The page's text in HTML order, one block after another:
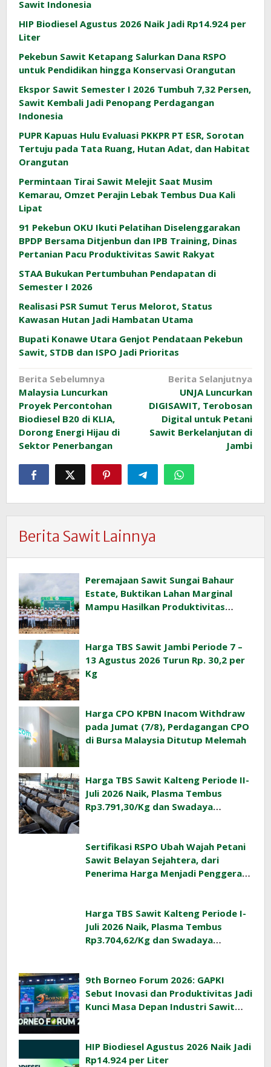
Sawit Indonesia
HIP Biodiesel Agustus 2026 Naik Jadi Rp14.924 per
Liter
Pekebun Sawit Ketapang Salurkan Dana RSPO
untuk Pendidikan hingga Konservasi Orangutan
Ekspor Sawit Semester I 2026 Tumbuh 7,32 Persen,
Sawit Kembali Jadi Penopang Perdagangan
Indonesia
PUPR Kapuas Hulu Evaluasi PKKPR PT ESR, Sorotan
Tertuju pada Tata Ruang, Hutan Adat, dan Habitat
Orangutan
Permintaan Tirai Sawit Melejit Saat Musim
Kemarau, Omzet Perajin Lebak Tembus Dua Kali
Lipat
91 Pekebun OKU Ikuti Pelatihan Diselenggarakan
BPDP Bersama Ditjenbun dan IPB Training, Dinas
Pertanian Pacu Produktivitas Sawit Rakyat
STAA Bukukan Pertumbuhan Pendapatan di
Semester I 2026
Realisasi PSR Sumut Terus Melorot, Status
Kawasan Hutan Jadi Hambatan Utama
Bupati Konawe Utara Genjot Pendataan Pekebun
Sawit, STDB dan ISPO Jadi Prioritas
Navigasi
pos
Berita Sebelumnya
Malaysia Luncurkan
Proyek Percontohan
Biodiesel B20 di KLIA,
Dorong Energi Hijau di
Sektor Penerbangan
Berita Selanjutnya
UNJA Luncurkan
DIGISAWIT, Terobosan
Digital untuk Petani
Sawit Berkelanjutan di
Jambi
Berita Sawit Lainnya
Peremajaan Sawit Sungai Bahaur
Estate, Buktikan Lahan Marginal
Mampu Hasilkan Produktivitas
Harga TBS Sawit Jambi Periode 7 –
13 Agustus 2026 Turun Rp. 30,2 per
Kg
Harga CPO KPBN Inacom Withdraw
pada Jumat (7/8), Perdagangan CPO
di Bursa Malaysia Ditutup Melemah
Harga TBS Sawit Kalteng Periode II-
Juli 2026 Naik, Plasma Tembus
Rp3.791,30/Kg dan Swadaya
Sertifikasi RSPO Ubah Wajah Petani
Sawit Belayan Sejahtera, dari
Penerima Harga Menjadi Penggerak
Harga TBS Sawit Kalteng Periode I-
Juli 2026 Naik, Plasma Tembus
Rp3.704,62/Kg dan Swadaya
9th Borneo Forum 2026: GAPKI
Sebut Inovasi dan Produktivitas Jadi
Kunci Masa Depan Industri Sawit
HIP Biodiesel Agustus 2026 Naik Jadi
Rp14.924 per Liter